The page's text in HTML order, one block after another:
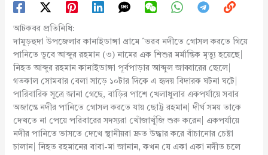
আটকবর প্রতিনিধি:
দামুড়হুদা উপজেলার কানাইডাঙ্গা গ্রামে ˆভরব নদীতে গোসল করতে গিয়ে
পানিতে ডুবে আব্দুর রহমান (৩) নামের এক শিশুর মর্মান্তিক মৃত্যু হয়েছে|
নিহত আব্দুর রহমান কানাইডাঙ্গা পূর্বপাড়ার আব্দুল জাব্বারের ছেলে|
গতকাল সোমবার বেলা সাড়ে ১০টার দিকে এ হৃদয় বিদারক ঘটনা ঘটে|
পারিবারিক সূত্রে জানা গেছে, বাড়ির পাশে খেলাধুলার একপর্যায়ে সবার
অজান্তে নদীর পানিতে গোসল করতে যায় ছোট্ট রহমান| দীর্ঘ সময় তাকে
দেখতে না পেয়ে পরিবারের সদস্যরা খোঁজাখুঁজি শুরু করেন| একপর্যায়ে
নদীর পানিতে ভাসতে দেখে স্থানীয়রা দ্রুত উদ্ধার করে বাঁচানোর চেষ্টা
চালান| নিহত রহমানের বাবা-মা জানান, কখন যে একা একা নদীত চলে